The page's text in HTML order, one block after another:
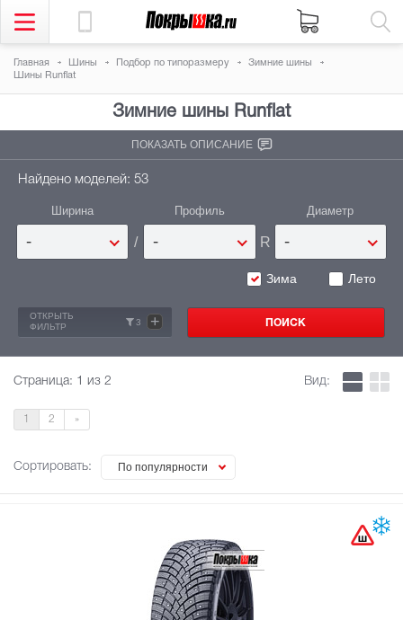
Главная Шины Подбор по типоразмеру
Зимние шины
Шины Runflat
Зимние шины Runflat
ПОКАЗАТЬ ОПИСАНИЕ
Найдено моделей: 53
Ширина
- /
Профиль
- R
Диаметр
-
Зима Лето
ОТКРЫТЬ
ФИЛЬТР
3 +
Страница: 1 из 2
1 2 »
Сортировать: По популярности
Вид: